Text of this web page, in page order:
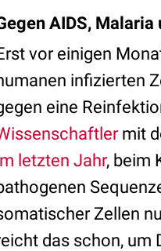
AIDS, Malaria
vor einigen
infizierten
eine
mit
letzten Jahr, beim
Zellen
das schon, um